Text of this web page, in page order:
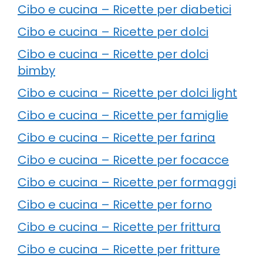
Cibo e cucina – Ricette per diabetici
Cibo e cucina – Ricette per dolci
Cibo e cucina – Ricette per dolci
bimby
Cibo e cucina – Ricette per dolci light
Cibo e cucina – Ricette per famiglie
Cibo e cucina – Ricette per farina
Cibo e cucina – Ricette per focacce
Cibo e cucina – Ricette per formaggi
Cibo e cucina – Ricette per forno
Cibo e cucina – Ricette per frittura
Cibo e cucina – Ricette per fritture